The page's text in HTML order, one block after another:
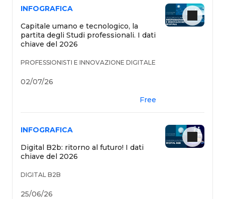
PROFESSIONISTI E INNOVAZIONE DIGITALE
INFOGRAFICA
Capitale umano e tecnologico, la
partita degli Studi professionali. I dati
chiave del 2026
02/07/26
Free
DIGITAL B2B
INFOGRAFICA
Digital B2b: ritorno al futuro! I dati
chiave del 2026
25/06/26